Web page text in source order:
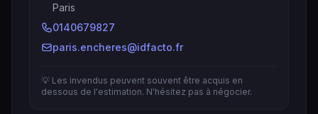
Paris
0140679827
paris.encheres@idfacto.fr
💡 Les invendus peuvent souvent être acquis en
dessous de l'estimation. N'hésitez pas à négocier.